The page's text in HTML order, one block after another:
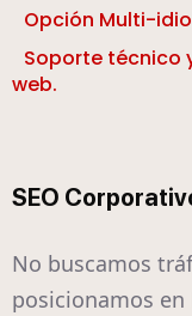
Opción Multi-
Soporte técnico
web.
SEO
No buscamos
posicionamos